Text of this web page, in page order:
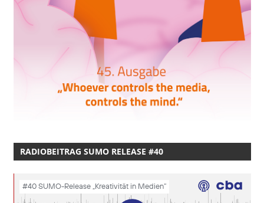
RADIOBEITRAG SUMO RELEASE #40